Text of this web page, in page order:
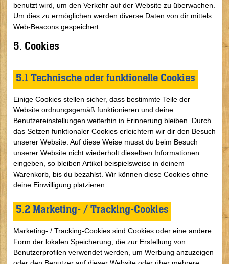
benutzt wird, um den Verkehr auf der Website zu überwachen.
Um dies zu ermöglichen werden diverse Daten von dir mittels
Web-Beacons gespeichert.
5. Cookies
5.1 Technische oder funktionelle Cookies
Einige Cookies stellen sicher, dass bestimmte Teile der
Website ordnungsgemäß funktionieren und deine
Benutzereinstellungen weiterhin in Erinnerung bleiben. Durch
das Setzen funktionaler Cookies erleichtern wir dir den Besuch
unserer Website. Auf diese Weise musst du beim Besuch
unserer Website nicht wiederholt dieselben Informationen
eingeben, so bleiben Artikel beispielsweise in deinem
Warenkorb, bis du bezahlst. Wir können diese Cookies ohne
deine Einwilligung platzieren.
5.2 Marketing- / Tracking-Cookies
Marketing- / Tracking-Cookies sind Cookies oder eine andere
Form der lokalen Speicherung, die zur Erstellung von
Benutzerprofilen verwendet werden, um Werbung anzuzeigen